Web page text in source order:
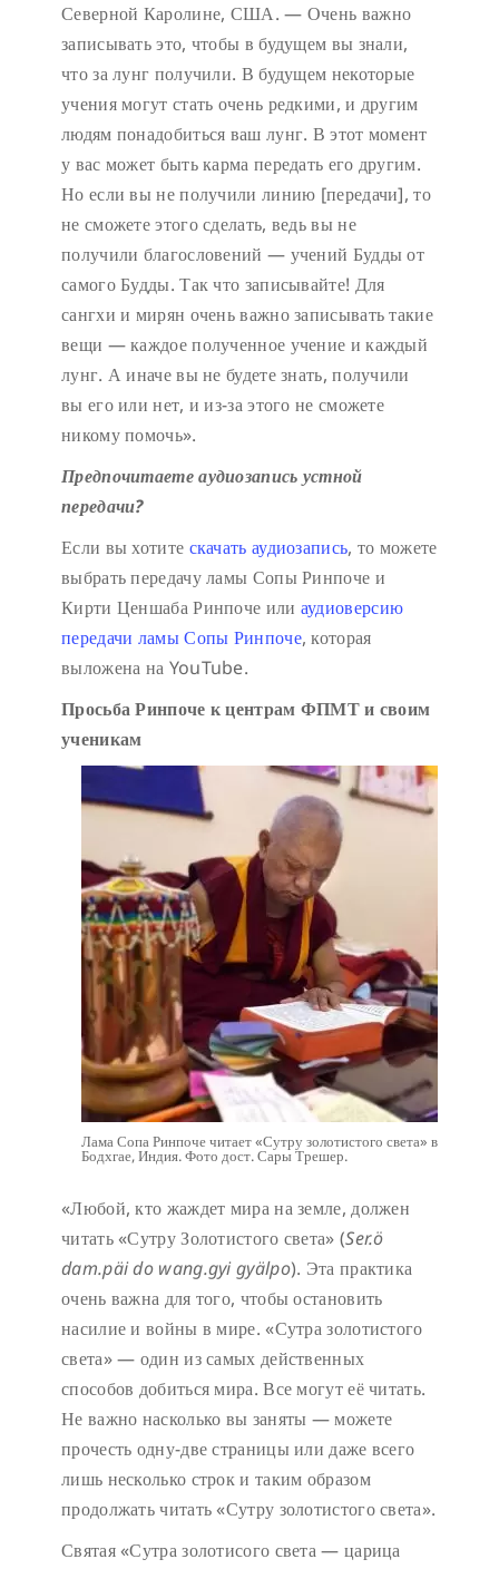
Северной Каролине, США. — Очень важно
записывать это, чтобы в будущем вы знали,
что за лунг получили. В будущем некоторые
учения могут стать очень редкими, и другим
людям понадобиться ваш лунг. В этот момент
у вас может быть карма передать его другим.
Но если вы не получили линию [передачи], то
не сможете этого сделать, ведь вы не
получили благословений — учений Будды от
самого Будды. Так что записывайте! Для
сангхи и мирян очень важно записывать такие
вещи — каждое полученное учение и каждый
лунг. А иначе вы не будете знать, получили
вы его или нет, и из-за этого не сможете
никому помочь».
Предпочитаете аудиозапись устной
передачи?
Если вы хотите скачать аудиозапись, то можете
выбрать передачу ламы Сопы Ринпоче и
Кирти Ценшаба Ринпоче или аудиоверсию
передачи ламы Сопы Ринпоче, которая
выложена на YouTube.
Просьба Ринпоче к центрам ФПМТ и своим
ученикам
Лама Сопа Ринпоче читает «Сутру золотистого света» в
Бодхгае, Индия. Фото дост. Сары Трешер.
«Любой, кто жаждет мира на земле, должен
читать «Сутру Золотистого света» (Ser.ö
dam.päi do wang.gyi gyälpo). Эта практика
очень важна для того, чтобы остановить
насилие и войны в мире. «Сутра золотистого
света» — один из самых действенных
способов добиться мира. Все могут её читать.
Не важно насколько вы заняты — можете
прочесть одну-две страницы или даже всего
лишь несколько строк и таким образом
продолжать читать «Сутру золотистого света».
Святая «Сутра золотисого света — царица